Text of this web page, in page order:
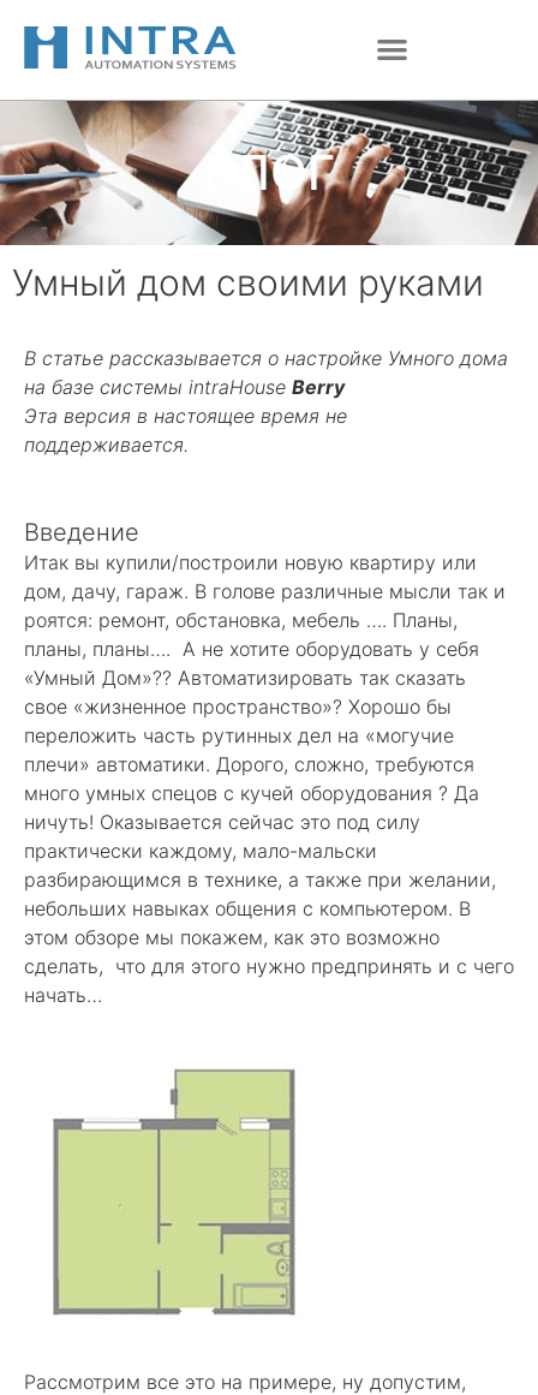
содержимому
БЛОГ
Умный дом своими руками
В статье рассказывается о настройке Умного дома
на базе системы intraHouse Berry
Эта версия в настоящее время не
поддерживается.
Введение
Итак вы купили/построили новую квартиру или
дом, дачу, гараж. В голове различные мысли так и
роятся: ремонт, обстановка, мебель …. Планы,
планы, планы…. А не хотите оборудовать у себя
«Умный Дом»?? Автоматизировать так сказать
свое «жизненное пространство»? Хорошо бы
переложить часть рутинных дел на «могучие
плечи» автоматики. Дорого, сложно, требуются
много умных спецов с кучей оборудования ? Да
ничуть! Оказывается сейчас это под силу
практически каждому, мало-мальски
разбирающимся в технике, а также при желании,
небольших навыках общения с компьютером. В
этом обзоре мы покажем, как это возможно
сделать, что для этого нужно предпринять и с чего
начать…
Рассмотрим все это на примере, ну допустим,